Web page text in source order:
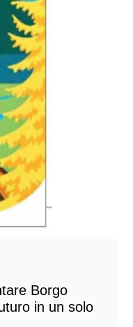
Borgo
in un solo